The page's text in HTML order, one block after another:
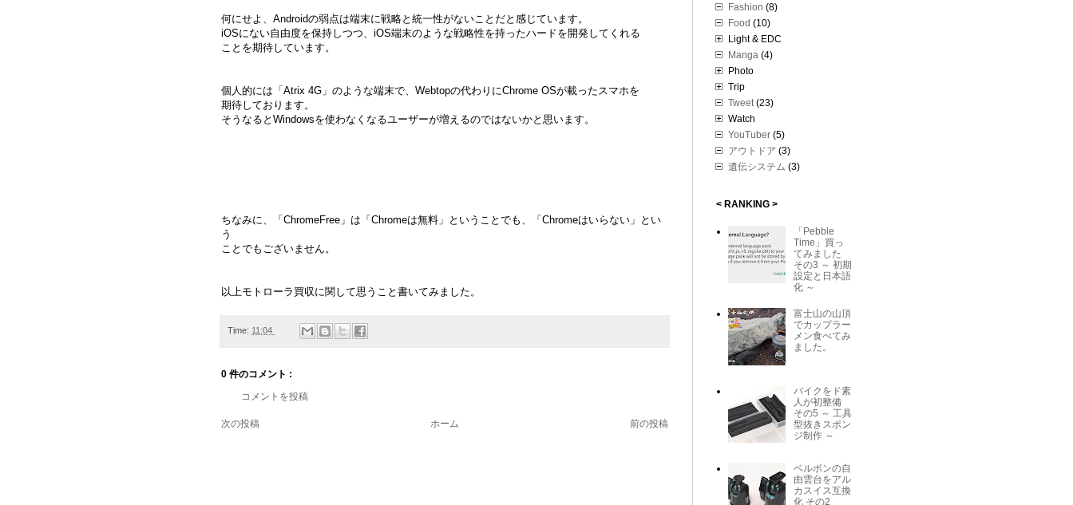
何にせよ、Androidの弱点は端末に戦略と統一性がないことだと感じています。
iOSにない自由度を保持しつつ、iOS端末のような戦略性を持ったハードを開発してくれる
ことを期待しています。
個人的には「Atrix 4G」のような端末で、Webtopの代わりにChrome OSが載ったスマホを
期待しております。
そうなるとWindowsを使わなくなるユーザーが増えるのではないかと思います。
ちなみに、「ChromeFree」は「Chromeは無料」ということでも、「Chromeはいらない」とい
う
ことでもございません。
以上モトローラ買収に関して思うこと書いてみました。
Time: 11:04
0 件のコメント :
コメントを投稿
次の投稿 前の投稿
ホーム
Fashion (8)
Food (10)
Light & EDC
Manga (4)
Photo
Trip
Tweet (23)
Watch
YouTuber (5)
アウトドア (3)
遺伝システム (3)
< RANKING >
「Pebble
Time」買っ
てみました
その3 ～ 初期
設定と日本語
化 ～
富士山の山頂
でカップラー
メン食べてみ
ました。
バイクをド素
人が初整備
その5 ～ 工具
型抜きスポン
ジ制作 ～
ベルボンの自
由雲台をアル
カスイス互換
化 その2